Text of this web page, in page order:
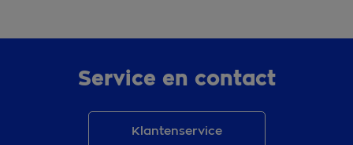
Service en contact
Klantenservice